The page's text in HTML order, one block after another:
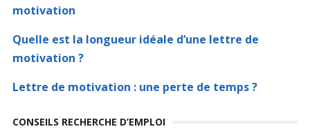
motivation
Quelle est la longueur idéale d’une lettre de
motivation ?
Lettre de motivation : une perte de temps ?
CONSEILS RECHERCHE D’EMPLOI